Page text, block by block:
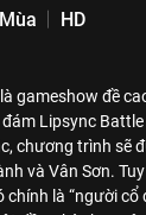
HD
gameshow đề
Lipsync
chương trình sẽ
và Vân Sơn.
chính là “người